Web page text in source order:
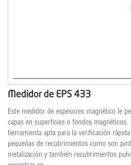
Medidor de EPS 433
Este medidor de espesores magnético le
capas en superficies o fondos
herramienta apta para la verificación
pequeñas de recubrimientos como son
metalización y también recubrimientos